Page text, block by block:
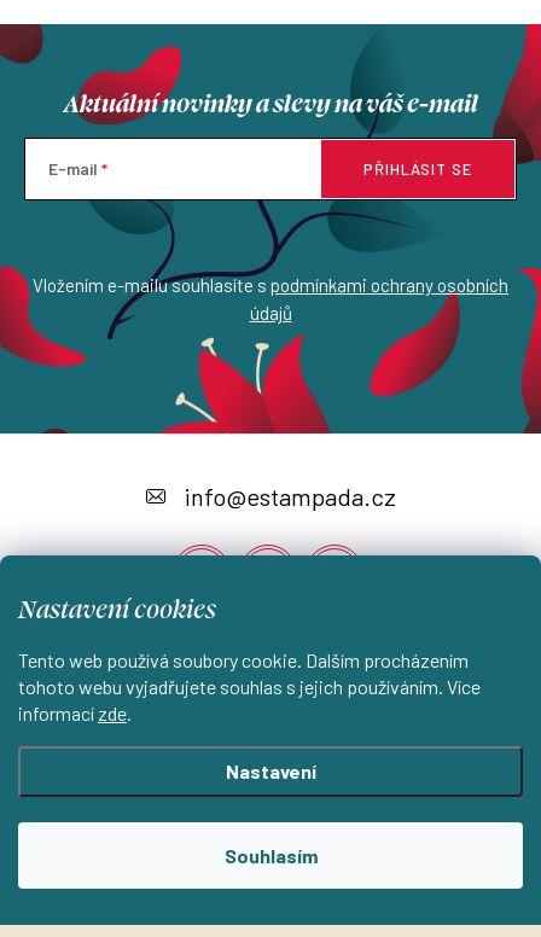
Nastavení cookies
Tento web používá soubory cookie. Dalším procházením
tohoto webu vyjadřujete souhlas s jejich používáním. Více
informací zde.
Nastavení
Souhlasím
Aktuální novinky a slevy na váš e-mail
E-mail
Vložením e-mailu souhlasíte s podmínkami ochrany osobních
údajů
PŘIHLÁSIT SE
p
a
Instagram
info@estampada.cz
Shoptet.cz KantorStudio.cz
Vytvořil Shoptet
ESTAMPADA s.r.o.. Všechna práva vyhrazena.